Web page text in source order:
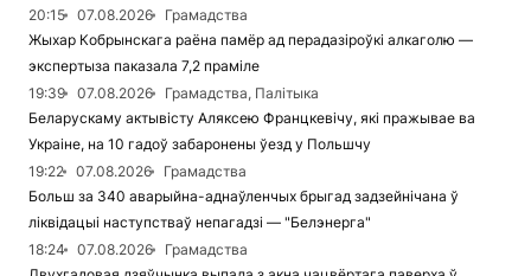
20:15
07.08.2026
Грамадства
Жыхар Кобрынскага раёна памёр ад перадазіроўкі алкаголю —
экспертыза паказала 7,2 праміле
19:39
07.08.2026
Грамадства, Палітыка
Беларускаму актывісту Аляксею Францкевічу, які пражывае ва
Украіне, на 10 гадоў забаронены ўезд у Польшчу
19:22
07.08.2026
Грамадства
Больш за 340 аварыйна-аднаўленчых брыгад задзейнічана ў
ліквідацыі наступстваў непагадзі — "Белэнерга"
18:24
07.08.2026
Грамадства